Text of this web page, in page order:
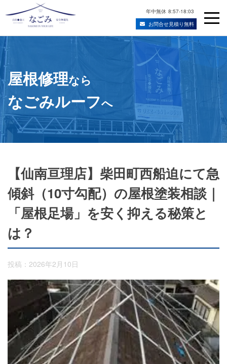
Skip
to
content
年中無休 8:57-18:03
お問合せ見積り無料
宮城県仙台市の屋根修理・雨漏り修理業者
屋根修理なら
なごみルーフへ
【仙南亘理店】柴田町西船迫にて急
傾斜（10寸勾配）の屋根塗装相談｜
「屋根足場」を安く抑える秘策と
は？
投稿：2026年2月10日